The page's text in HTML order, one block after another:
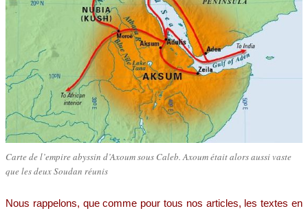
Carte de l’empire abyssin d’Axoum sous Caleb. Axoum était alors aussi vaste
que les deux Soudan réunis
Nous rappelons, que comme pour tous nos articles, les textes en